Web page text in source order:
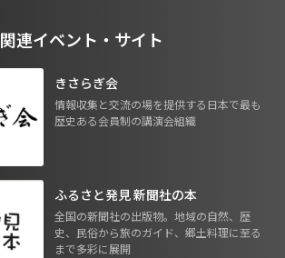
関連イベント・サイト
きさらぎ会
情報収集と交流の場を提供する日本で最も
歴史ある会員制の講演会組織
ふるさと発見 新聞社の本
全国の新聞社の出版物。地域の自然、歴
史、民俗から旅のガイド、郷土料理に至る
まで多彩に展開